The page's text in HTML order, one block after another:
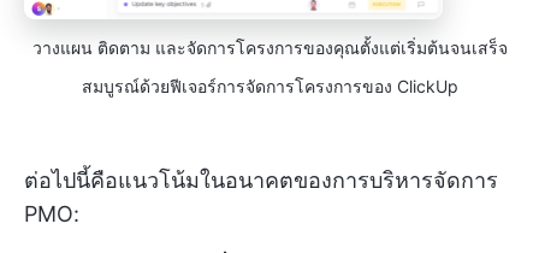
วางแผน ติดตาม และจัดการโครงการของคุณตั้งแต่เริ่มต้นจนเสร็จ
สมบูรณ์ด้วยฟีเจอร์การจัดการโครงการของ ClickUp
ต่อไปนี้คือแนวโน้มในอนาคตของการบริหารจัดการ
PMO: